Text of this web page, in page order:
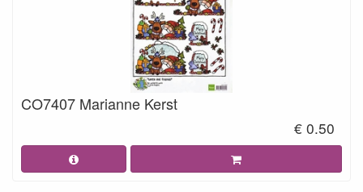
CO7407 Marianne Kerst
€ 0.50